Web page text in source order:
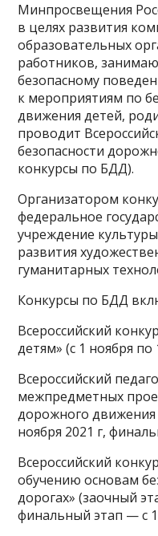
Минпросвещения
в целях развития
образовательных
работников,
безопасному
к мероприятиям по
движения детей,
проводит
безопасности
конкурсы по БДД).
Организатором
федеральное
учреждение
развития
гуманитарных
Конкурсы по БДД
Всероссийский
детям» (с 1 ноября по
Всероссийский
межпредметных
дорожного движения
ноября 2021 г,
Всероссийский
обучению основам
дорогах» (заочный
финальный этап — c 1